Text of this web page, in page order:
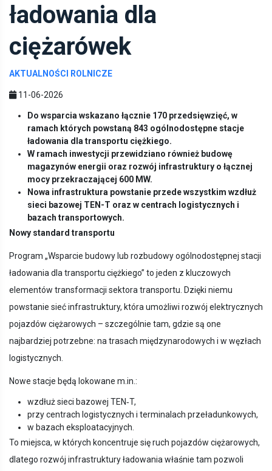
ładowania dla
ciężarówek
AKTUALNOŚCI ROLNICZE
11-06-2026
Do wsparcia wskazano łącznie 170 przedsięwzięć, w
ramach których powstaną 843 ogólnodostępne stacje
ładowania dla transportu ciężkiego.
W ramach inwestycji przewidziano również budowę
magazynów energii oraz rozwój infrastruktury o łącznej
mocy przekraczającej 600 MW.
Nowa infrastruktura powstanie przede wszystkim wzdłuż
sieci bazowej TEN-T oraz w centrach logistycznych i
bazach transportowych.
Nowy standard transportu
Program „Wsparcie budowy lub rozbudowy ogólnodostępnej stacji
ładowania dla transportu ciężkiego” to jeden z kluczowych
elementów transformacji sektora transportu. Dzięki niemu
powstanie sieć infrastruktury, która umożliwi rozwój elektrycznych
pojazdów ciężarowych – szczególnie tam, gdzie są one
najbardziej potrzebne: na trasach międzynarodowych i w węzłach
logistycznych.
Nowe stacje będą lokowane m.in.:
wzdłuż sieci bazowej TEN‑T,
przy centrach logistycznych i terminalach przeładunkowych,
w bazach eksploatacyjnych.
To miejsca, w których koncentruje się ruch pojazdów ciężarowych,
dlatego rozwój infrastruktury ładowania właśnie tam pozwoli